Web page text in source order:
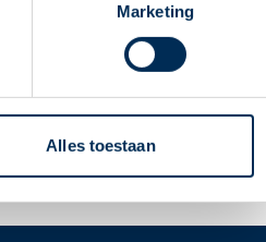
Marketing
Alles toestaan
dan uw arts.